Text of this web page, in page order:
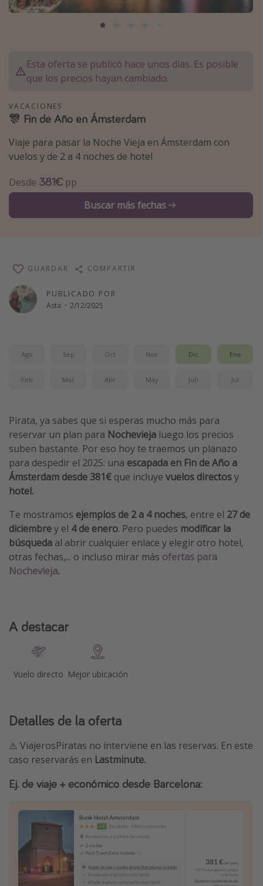
Marruecos
Tailandia
Albania
Inspiración para viajes
Camping
Glamping
Viajar sola como mujer
Viajes para singles
Escapadas románticas
Más temas
Guía de equipaje de mano
Parques de atracciones
Viaja con musicales
El Rey León el musical
Eventos deportivos
Esta oferta se publicó hace unos días. Es posible
que los precios hayan cambiado.
VACACIONES
🎊 Fin de Año en Ámsterdam
Viaje para pasar la Noche Vieja en Ámsterdam con
vuelos y de 2 a 4 noches de hotel
Desde 381€ pp
Buscar más fechas
PUBLICADO POR
Asta · 2/12/2025
GUARDAR COMPARTIR
Ago Sep Oct Nov Dic Ene
Feb Mar Abr May Jun Jul
Pirata, ya sabes que si esperas mucho más para
reservar un plan para Nochevieja luego los precios
suben bastante. Por eso hoy te traemos un planazo
para despedir el 2025: una escapada en Fin de Año a
Ámsterdam desde 381€ que incluye vuelos directosy
hotel.
Te mostramos ejemplos de 2 a 4 noches, entre el 27 de
diciembrey el 4 de enero. Pero puedes modificar la
búsqueda al abrir cualquier enlace y elegir otro hotel,
otras fechas,... o incluso mirar más ofertas para
Nochevieja.
A destacar
Vuelo directo Mejor ubicación
Detalles de la oferta
⚠️ ViajerosPiratas no interviene en las reservas. En este
caso reservarás en Lastminute.
Ej. de viaje + económico desde Barcelona: